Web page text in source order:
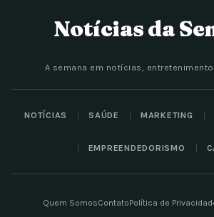
Notícias da
A semana em notícias,
NOTÍCIAS SAÚDE MARKETING
EMPREENDEDORISMO
Quem SomosContatoPolítica de